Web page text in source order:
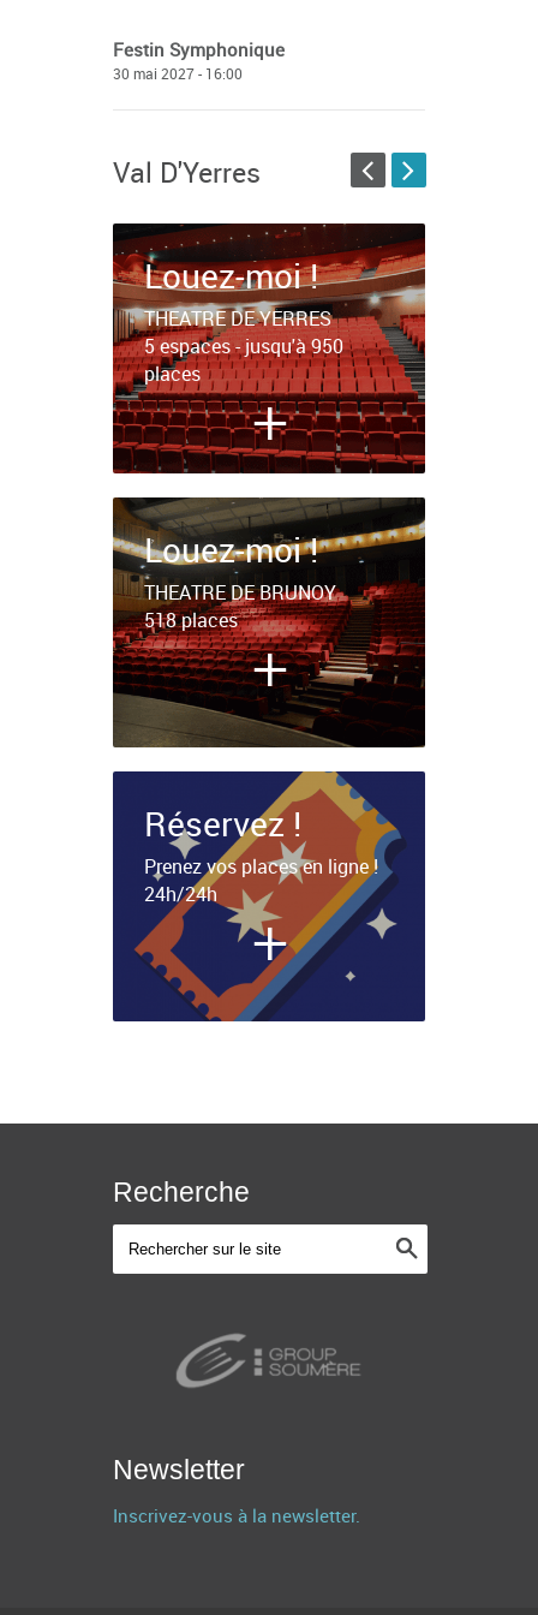
Festin Symphonique
30 mai 2027 - 16:00
Val D'Yerres
Louez-moi !
THEATRE DE YERRES
5 espaces - jusqu'à 950
places
+
Louez-moi !
THEATRE DE BRUNOY
518 places
+
Réservez !
Prenez vos places en ligne !
24h/24h
+
Recherche
Newsletter
Inscrivez-vous à la newsletter.